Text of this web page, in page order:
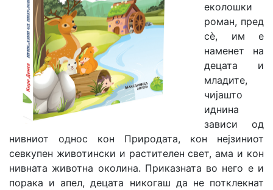
еколошки
роман, пред
сè, им е
наменет на
децата и
младите,
чијашто
иднина
зависи од
нивниот однос кон Природата, кон нејзиниот
севкупен животински и растителен свет, ама и кон
нивната животна околина. Приказната во него е и
порака и апел, децата никогаш да не потклекнат